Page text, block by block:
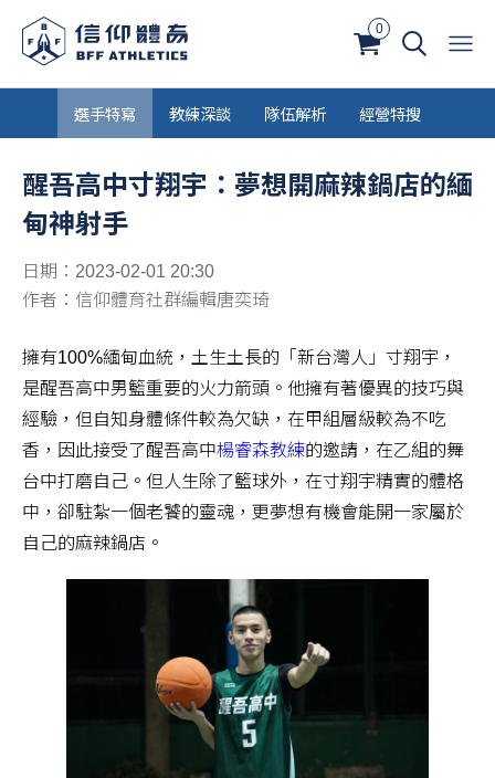
0
選手特寫 教練深談 隊伍解析 經營特搜
醒吾高中寸翔宇：夢想開麻辣鍋店的緬
甸神射手
日期：2023-02-01 20:30
作者：信仰體育社群編輯唐奕琦
擁有100%緬甸血統，土生土長的「新台灣人」寸翔宇，
是醒吾高中男籃重要的火力箭頭。他擁有著優異的技巧與
經驗，但自知身體條件較為欠缺，在甲組層級較為不吃
香，因此接受了醒吾高中楊睿森教練的邀請，在乙組的舞
台中打磨自己。但人生除了籃球外，在寸翔宇精實的體格
中，卻駐紮一個老饕的靈魂，更夢想有機會能開一家屬於
自己的麻辣鍋店。